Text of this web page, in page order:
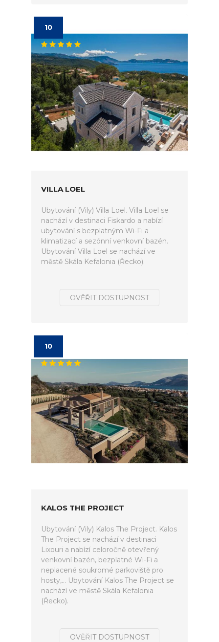
10
VILLA LOEL
Ubytování (Vily) Villa Loel. Villa Loel se
nachází v destinaci Fiskardo a nabízí
ubytování s bezplatným Wi-Fi a
klimatizací a sezónní venkovní bazén.
Ubytování Villa Loel se nachází ve
městě Skála Kefalonia (Řecko).
OVĚŘIT DOSTUPNOST
10
KALOS THE PROJECT
Ubytování (Vily) Kalos The Project. Kalos
The Project se nachází v destinaci
Lixouri a nabízí celoročně otevřený
venkovní bazén, bezplatné Wi-Fi a
neplacené soukromé parkoviště pro
hosty,... Ubytování Kalos The Project se
nachází ve městě Skála Kefalonia
(Řecko).
OVĚŘIT DOSTUPNOST